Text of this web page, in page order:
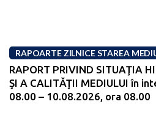
RAPOARTE ZILNICE STAREA
RAPORT PRIVIND SITUAŢIA
ŞI A CALITĂŢII MEDIULUI în
08.00 – 10.08.2026, ora 08.00